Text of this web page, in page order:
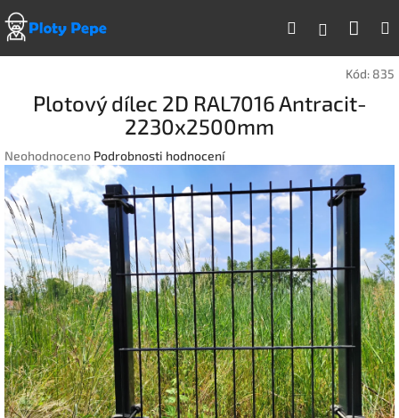
na
obsah
Hledat
Kód: 835
Plotový dílec 2D RAL7016 Antracit-
2230x2500mm
Průměrné
hodnocení
produktu
je
0,0
z
5
hvězdiček.
Neohodnoceno Podrobnosti hodnocení